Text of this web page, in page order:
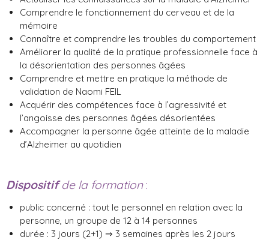
Comprendre le fonctionnement du cerveau et de la
mémoire
Connaître et comprendre les troubles du comportement
Améliorer la qualité de la pratique professionnelle face à
la désorientation des personnes âgées
Comprendre et mettre en pratique la méthode de
validation de Naomi FEIL
Acquérir des compétences face à l’agressivité et
l’angoisse des personnes âgées désorientées
Accompagner la personne âgée atteinte de la maladie
d’Alzheimer au quotidien
Dispositifde la formation :
public concerné : tout le personnel en relation avec la
personne, un groupe de 12 à 14 personnes
durée : 3 jours (2+1) ⇒ 3 semaines après les 2 jours